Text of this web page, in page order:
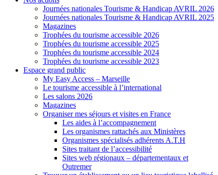
Journées nationales Tourisme & Handicap AVRIL 2026
Journées nationales Tourisme & Handicap AVRIL 2025
Magazines
Trophées du tourisme accessible 2026
Trophées du tourisme accessible 2025
Trophées du tourisme accessible 2024
Trophées du tourisme accessible 2023
Espace grand public
My Easy Access – Marseille
Le tourisme accessible à l’international
Les salons 2026
Magazines
Organiser mes séjours et visites en France
Les aides à l’accompagnement
Les organismes rattachés aux Ministères
Organismes spécialisés adhérents A.T.H
Sites traitant de l’accessibilité
Sites web régionaux – départementaux et
Outremer